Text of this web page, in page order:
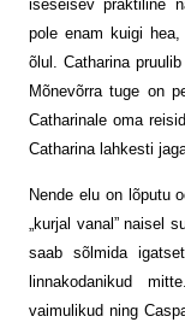
iseseisev praktiline
pole enam kuigi
õlul. Catharina
Mõnevõrra tuge on
Catharinale oma
Catharina lahkesti
Nende elu on lõputu
„kurjal vanal” naisel
saab sõlmida
linnakodanikud
vaimulikud ning